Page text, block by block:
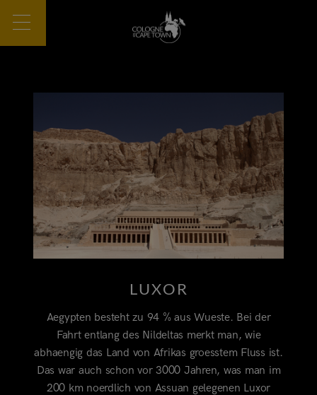
LUXOR
Aegypten besteht zu 94 % aus Wueste. Bei der
Fahrt entlang des Nildeltas merkt man, wie
abhaengig das Land von Afrikas groesstem Fluss ist.
Das war auch schon vor 3000 Jahren, was man im
200 km noerdlich von Assuan gelegenen Luxor